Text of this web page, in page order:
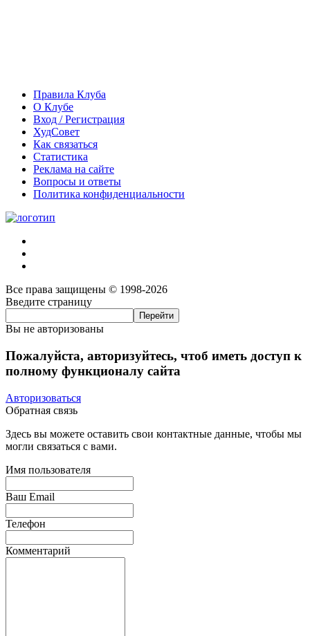
Правила Клуба
О Клубе
Вход / Регистрация
ХудСовет
Как связаться
Статистика
Реклама на сайте
Вопросы и ответы
Политика конфиденциальности
Все права защищены © 1998-2026
Введите страницу
Вы не авторизованы
Пожалуйста, авторизуйтесь, чтоб иметь доступ к
полному функционалу сайта
Авторизоваться
Обратная связь
Здесь вы можете оставить свои контактные данные, чтобы мы
могли связаться с вами.
Имя пользователя
Ваш Email
Телефон
Комментарий